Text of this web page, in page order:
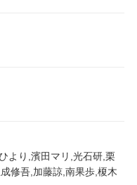
より,濱田マリ,光石研,栗
修吾,加藤諒,南果歩,榎木